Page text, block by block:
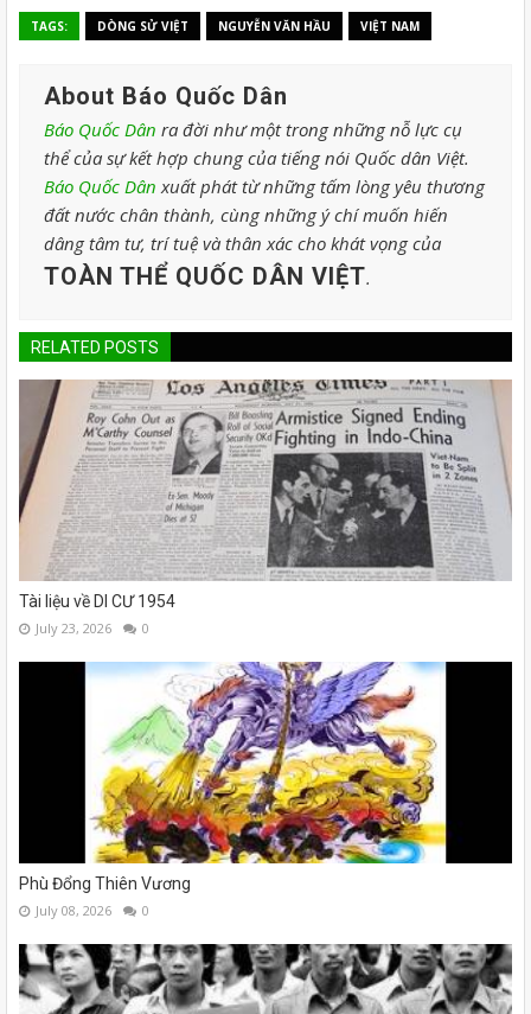
TAGS: DÒNG SỬ VIỆT NGUYỄN VĂN HẦU VIỆT NAM
About Báo Quốc Dân
Báo Quốc Dân ra đời như một trong những nỗ lực cụ
thể của sự kết hợp chung của tiếng nói Quốc dân Việt.
Báo Quốc Dân xuất phát từ những tấm lòng yêu thương
đất nước chân thành, cùng những ý chí muốn hiến
dâng tâm tư, trí tuệ và thân xác cho khát vọng của
TOÀN THỂ QUỐC DÂN VIỆT.
RELATED POSTS
Tài liệu về DI CƯ 1954
July 23, 2026 0
Phù Đổng Thiên Vương
July 08, 2026 0